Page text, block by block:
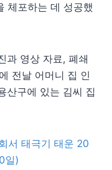
체포하는 데 성공했
과 영상 자료, 폐쇄
전날 어머니 집 인
산구에 있는 김씨 집
서 태극기 태운 20
일)